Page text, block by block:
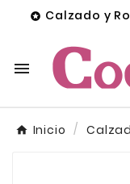
 Calzado y

Inicio